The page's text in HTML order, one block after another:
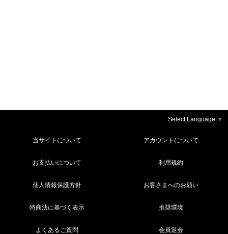
Select Language ▼
当サイトについて アカウントについて
お支払いについて 利用規約
個人情報保護方針 お客さまへのお願い
特商法に基づく表示 推奨環境
よくあるご質問 会員退会